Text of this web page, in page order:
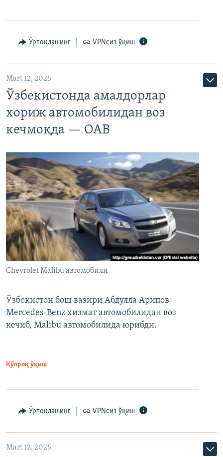
Ўртоқлашинг VPNсиз ўқиш
Mart 12, 2025
Ўзбекистонда амалдорлар
хориж автомобилидан воз
кечмоқда — ОАВ
Chevrolet Malibu автомобили
Ўзбекистон бош вазири Абдулла Арипов
Mercedes-Benz хизмат автомобилидан воз
кечиб, Malibu автомобилида юрибди.
Кўпроқ ўқиш
Ўртоқлашинг VPNсиз ўқиш
Mart 12, 2025